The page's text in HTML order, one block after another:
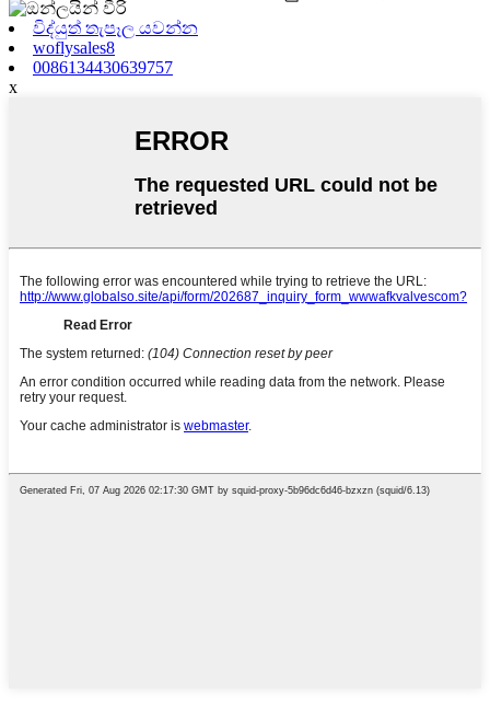
විද්යුත් තැපෑල යවන්න
woflysales8
0086134430639757
x